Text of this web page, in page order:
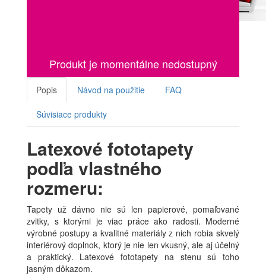
Produkt je momentálne nedostupný
Popis Návod na použitie FAQ
Súvisiace produkty
Latexové fototapety
podľa vlastného
rozmeru:
Tapety už dávno nie sú len papierové, pomaľované
zvitky, s ktorými je viac práce ako radosti. Moderné
výrobné postupy a kvalitné materiály z nich robia skvelý
interiérový doplnok, ktorý je nie len vkusný, ale aj účelný
a praktický. Latexové fototapety na stenu sú toho
jasným dôkazom.